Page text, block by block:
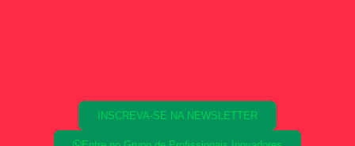
INSCREVA-SE NA NEWSLETTER